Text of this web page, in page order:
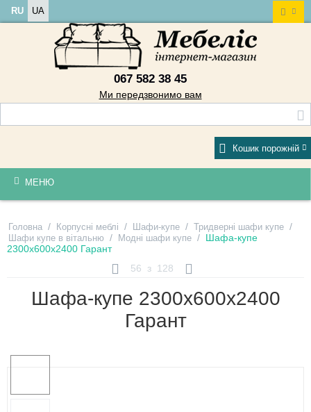
RU UA
067 582 38 45
Ми передзвонимо вам
Кошик порожній
МЕНЮ
Головна / Корпусні меблі / Шафи-купе / Тридверні шафи купе /
Шафи купе в вітальню / Модні шафи купе / Шафа-купе
2300х600х2400 Гарант
56
з 128
Шафа-купе 2300х600х2400
Гарант